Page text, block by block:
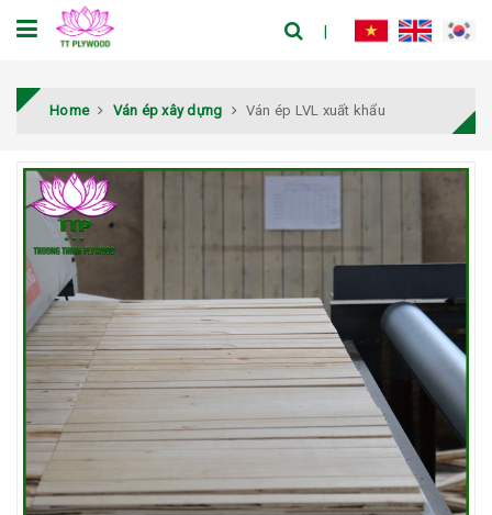
Home Ván ép xây dựng Ván ép LVL xuất khẩu